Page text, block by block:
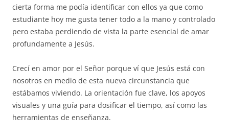
cierta forma me podía identificar con ellos ya que como
estudiante hoy me gusta tener todo a la mano y controlado
pero estaba perdiendo de vista la parte esencial de amar
profundamente a Jesús.
Crecí en amor por el Señor porque ví que Jesús está con
nosotros en medio de esta nueva circunstancia que
estábamos viviendo. La orientación fue clave, los apoyos
visuales y una guía para dosificar el tiempo, así como las
herramientas de enseñanza.